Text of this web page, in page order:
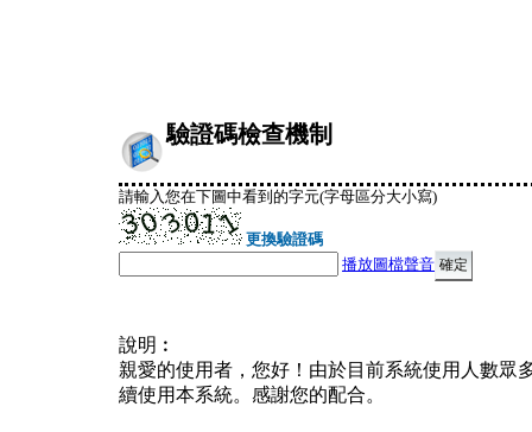
驗證碼檢查機制
請輸入您在下圖中看到的字元(字母區分大小寫)
更換驗證碼
播放圖檔聲音
說明︰
親愛的使用者，您好！由於目前系統使用人數眾
續使用本系統。感謝您的配合。